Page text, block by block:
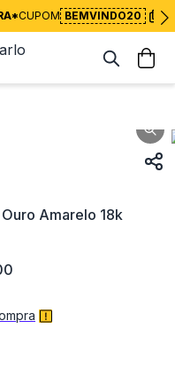
CUPOM BEMVINDO20
Amarelo 18k